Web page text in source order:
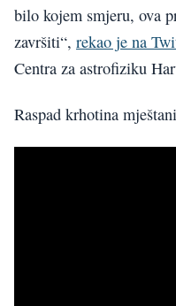
bilo kojem smjeru, ova
završiti“, rekao je na
Centra za astrofiziku
Raspad krhotina